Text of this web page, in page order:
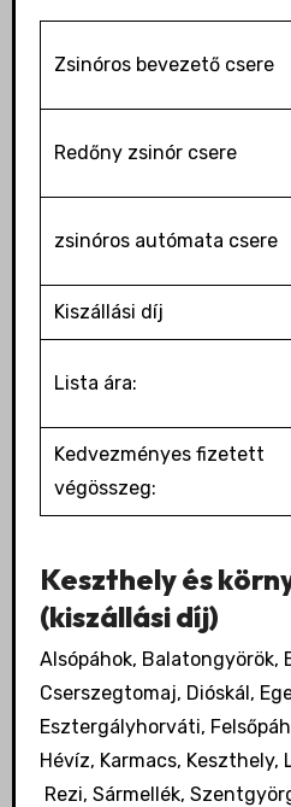
Zsinóros bevezető csere
Redőny zsinór csere
zsinóros autómata csere
Kiszállási díj
Lista ára:
Kedvezményes fizetett
végösszeg:
Keszthely és
(kiszállási díj)
Alsópáhok, Balatongyörök,
Cserszegtomaj, Dióskál,
Esztergályhorváti,
Hévíz, Karmacs,
Rezi, Sármellék,